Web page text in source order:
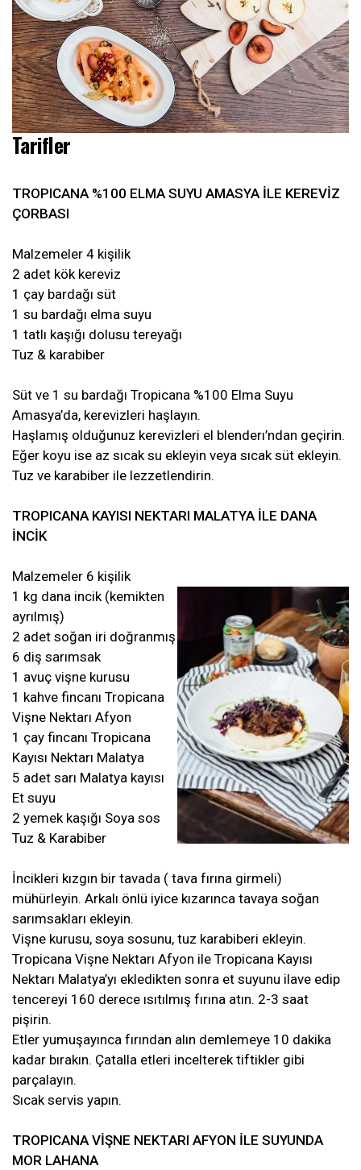
Tarifler
TROPICANA %100 ELMA SUYU AMASYA İLE KEREVİZ
ÇORBASI
Malzemeler 4 kişilik
2 adet kök kereviz
1 çay bardağı süt
1 su bardağı elma suyu
1 tatlı kaşığı dolusu tereyağı
Tuz & karabiber
Süt ve 1 su bardağı Tropicana %100 Elma Suyu
Amasya’da, kerevizleri haşlayın.
Haşlamış olduğunuz kerevizleri el blenderı’ndan geçirin.
Eğer koyu ise az sıcak su ekleyin veya sıcak süt ekleyin.
Tuz ve karabiber ile lezzetlendirin.
TROPICANA KAYISI NEKTARI MALATYA İLE DANA
İNCİK
Malzemeler 6 kişilik
1 kg dana incik (kemikten
ayrılmış)
2 adet soğan iri doğranmış
6 diş sarımsak
1 avuç vişne kurusu
1 kahve fincanı Tropicana
Vişne Nektarı Afyon
1 çay fincanı Tropicana
Kayısı Nektarı Malatya
5 adet sarı Malatya kayısı
Et suyu
2 yemek kaşığı Soya sos
Tuz & Karabiber
İncikleri kızgın bir tavada ( tava fırına girmeli)
mühürleyin. Arkalı önlü iyice kızarınca tavaya soğan
sarımsakları ekleyin.
Vişne kurusu, soya sosunu, tuz karabiberi ekleyin.
Tropicana Vişne Nektarı Afyon ile Tropicana Kayısı
Nektarı Malatya’yı ekledikten sonra et suyunu ilave edip
tencereyi 160 derece ısıtılmış fırına atın. 2-3 saat
pişirin.
Etler yumuşayınca fırından alın demlemeye 10 dakika
kadar bırakın. Çatalla etleri incelterek tiftikler gibi
parçalayın.
Sıcak servis yapın.
TROPICANA VİŞNE NEKTARI AFYON İLE SUYUNDA
MOR LAHANA